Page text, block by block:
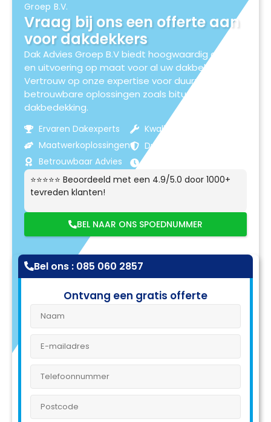
Groep B.V.
Vraag bij ons een offerte aan
voor dakdekkers
Dak Advies Groep B.V biedt hoogwaardig advies
en uitvoering op maat voor al uw dakbehoeften.
Vertrouw op onze expertise voor duurzame en
betrouwbare oplossingen zoals bitumen
dakbedekking.
Ervaren Dakexperts
Maatwerkoplossingen
Betrouwbaar Advies
Kwaliteitsmaterialen
Duurzame Resultaten
⭐⭐⭐⭐⭐ Beoordeeld met een 4.9/5.0 door 1000+
tevreden klanten!
BEL NAAR ONS SPOEDNUMMER
Bel ons : 085 060 2857
Ontvang een gratis offerte